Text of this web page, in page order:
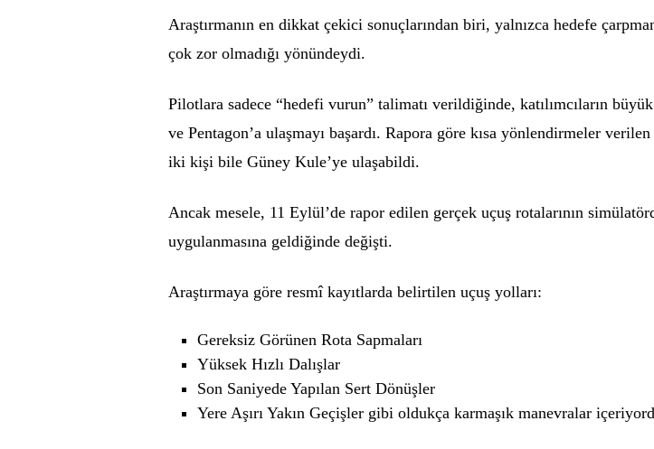
Araştırmanın en dikkat çekici sonuçlarından biri, yalnızca hedefe
çok zor olmadığı yönündeydi.
Pilotlara sadece “hedefi vurun” talimatı verildiğinde, katılımcıların
ve Pentagon’a ulaşmayı başardı. Rapora göre kısa yönlendirmeler
iki kişi bile Güney Kule’ye ulaşabildi.
Ancak mesele, 11 Eylül’de rapor edilen gerçek uçuş rotalarının
uygulanmasına geldiğinde değişti.
Araştırmaya göre resmî kayıtlarda belirtilen uçuş yolları:
Gereksiz Görünen Rota Sapmaları
Yüksek Hızlı Dalışlar
Son Saniyede Yapılan Sert Dönüşler
Yere Aşırı Yakın Geçişler gibi oldukça karmaşık manevralar